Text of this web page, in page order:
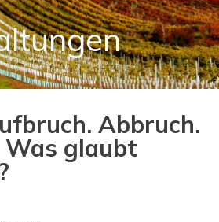
Abbruch.
glaubt